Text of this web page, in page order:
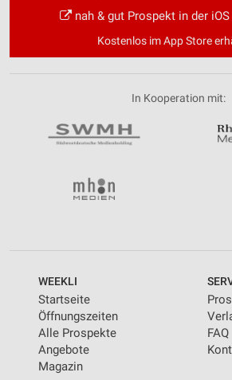
nah & gut Prospekt in der
Kostenlos im App Store
In Kooperation mit:
WEEKLI
Startseite
Öffnungszeiten
Alle Prospekte
Angebote
Magazin
FAQ